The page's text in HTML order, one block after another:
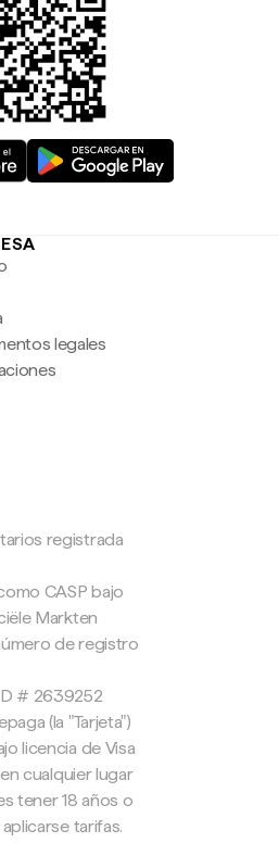
legales
registrada
CASP bajo
Markten
de registro
# 2639252
(la "Tarjeta")
licencia de Visa
cualquier lugar
tener 18 años o
tarifas.